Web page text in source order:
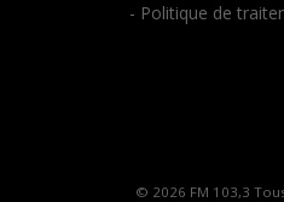
- Politique de
© 2026 FM 103,3